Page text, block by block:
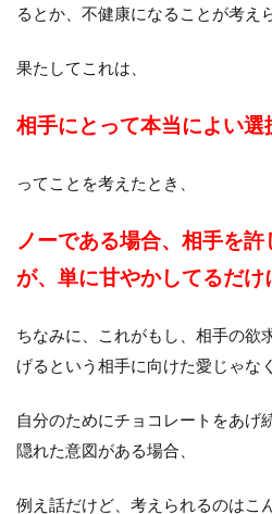
るとか、不健康になることが考え
果たしてこれは、
相手にとって本当によい選
ってことを考えたとき、
ノーである場合、相手を
が、単に甘やかしてるだけ
ちなみに、これがもし、相手の欲
げるという相手に向けた愛じゃな
自分のためにチョコレートをあげ
隠れた意図がある場合、
例え話だけど、考えられるのはこ